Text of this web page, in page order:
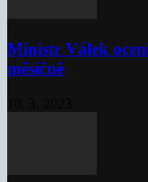
Ministr Válek
měsíčně